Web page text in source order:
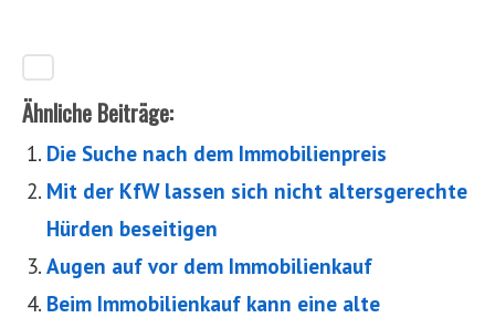
Ähnliche Beiträge:
Die Suche nach dem Immobilienpreis
Mit der KfW lassen sich nicht altersgerechte
Hürden beseitigen
Augen auf vor dem Immobilienkauf
Beim Immobilienkauf kann eine alte